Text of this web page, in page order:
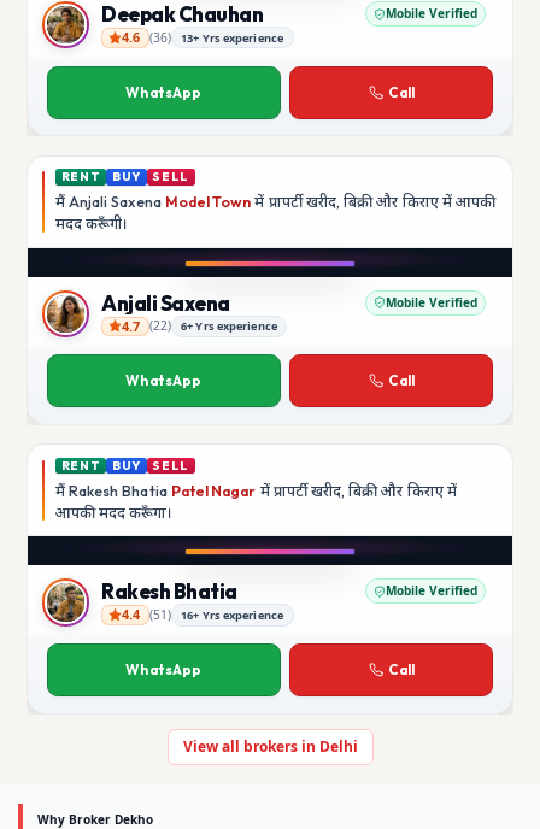
Deepak Chauhan
Deepak Chauhan Mobile Verified
4.6 (36) 13+ Yrs experience
WhatsApp Call
RENT BUY SELL
मैं Anjali Saxena Model Town में प्रापर्टी खरीद, बिक्री और किराए में आपकी
मददकरूँगी।
Anjali Saxena
Anjali Saxena Mobile Verified
4.7 (22) 6+ Yrs experience
WhatsApp Call
RENT BUY SELL
मैं Rakesh Bhatia Patel Nagar में प्रापर्टी खरीद, बिक्री और किराए में
आपकी मददकरूँगा।
Rakesh Bhatia
Rakesh Bhatia Mobile Verified
4.4 (51) 16+ Yrs experience
WhatsApp Call
View all brokers in Delhi
Why Broker Dekho